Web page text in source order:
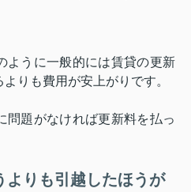
ように一般的には賃貸の更新
りも費用が安上がりです。
問題がなければ更新料を払っ
よりも引越したほうが